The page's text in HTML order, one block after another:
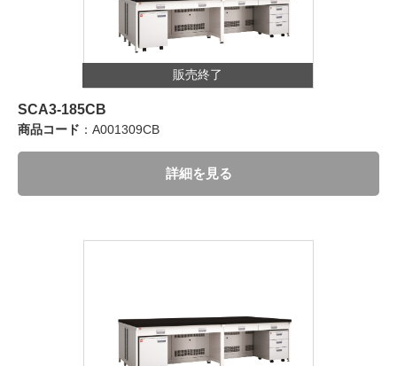
販売終了
SCA3-185CB
商品コード ：A001309CB
詳細を見る